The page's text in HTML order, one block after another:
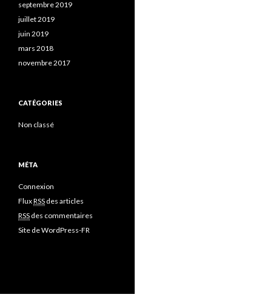
septembre 2019
juillet 2019
juin 2019
mars 2018
novembre 2017
CATÉGORIES
Non classé
MÉTA
Connexion
FluxRSS des articles
RSS des commentaires
Site de WordPress-FR